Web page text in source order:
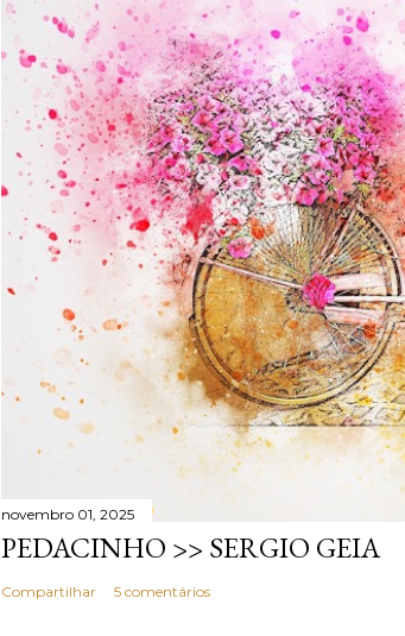
novembro 01, 2025
PEDACINHO >> SERGIO GEIA
Compartilhar 5 comentários